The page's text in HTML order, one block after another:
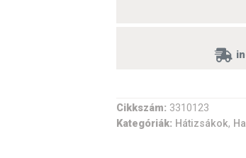
Cikkszám: 3310123
Kategóriák: Hátizsákok,